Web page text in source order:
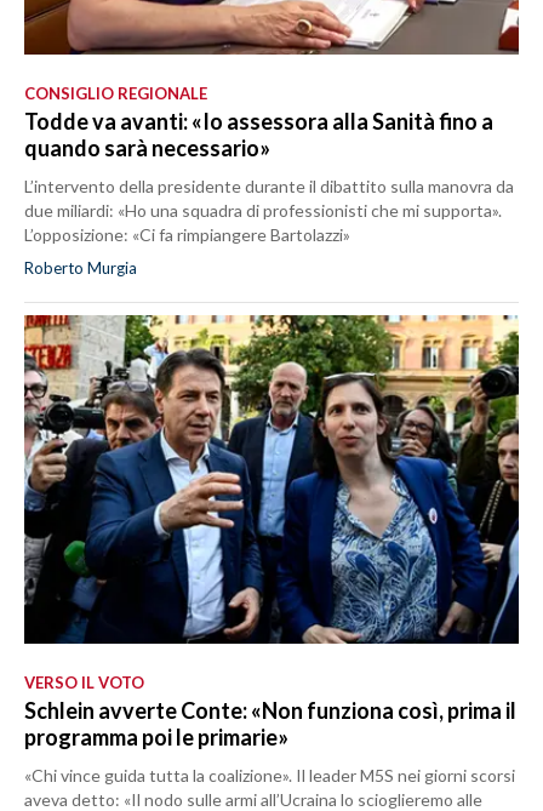
CONSIGLIO REGIONALE
Todde va avanti: «Io assessora alla Sanità fino a
quando sarà necessario»
L’intervento della presidente durante il dibattito sulla manovra da
due miliardi: «Ho una squadra di professionisti che mi supporta».
L’opposizione: «Ci fa rimpiangere Bartolazzi»
Roberto Murgia
VERSO IL VOTO
Schlein avverte Conte: «Non funziona così, prima il
programma poi le primarie»
«Chi vince guida tutta la coalizione». Il leader M5S nei giorni scorsi
aveva detto: «Il nodo sulle armi all’Ucraina lo scioglieremo alle